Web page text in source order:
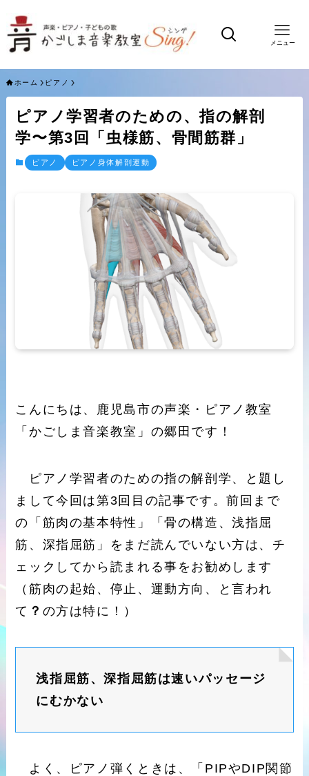
メニュー
ホーム ピアノ
ピアノ学習者のための、指の解剖
学〜第3回「虫様筋、骨間筋群」
ピアノ ピアノ身体解剖運動
こんにちは、鹿児島市の声楽・ピアノ教室
「かごしま音楽教室」の郷田です！
ピアノ学習者のための指の解剖学、と題し
まして今回は第3回目の記事です。前回まで
の「筋肉の基本特性」「骨の構造、浅指屈
筋、深指屈筋」をまだ読んでいない方は、チ
ェックしてから読まれる事をお勧めします
（筋肉の起始、停止、運動方向、と言われ
て ？ の方は特に！）
浅指屈筋、深指屈筋は速いパッセージ
にむかない
よく、ピアノ弾くときは、「PIPやDIP関節